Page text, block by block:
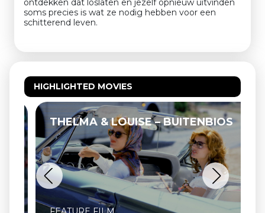
ontdekken dat loslaten en jezelf opnieuw uitvinden
soms precies is wat ze nodig hebben voor een
schitterend leven.
HIGHLIGHTED MOVIES
THELMA & LOUISE – BUITENBIOS